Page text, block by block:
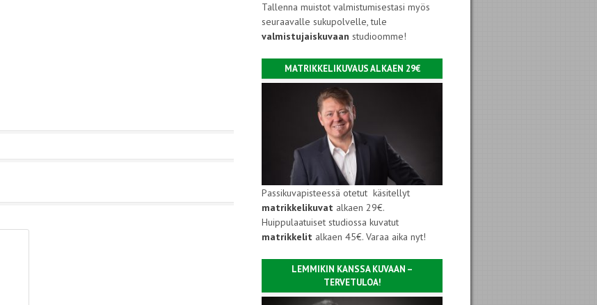
Tallenna muistot valmistumisestasi myös
seuraavalle sukupolvelle, tule
valmistujaiskuvaan studioomme!
MATRIKKELIKUVAUS ALKAEN 29€
Passikuvapisteessä otetut käsitellyt
matrikkelikuvat alkaen 29€.
Huippulaatuiset studiossa kuvatut
matrikkelit alkaen 45€. Varaa aika nyt!
LEMMIKIN KANSSA KUVAAN –
TERVETULOA!